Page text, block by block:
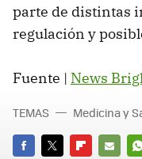
parte de distintas
regulación y
Fuente | News
TEMAS Medicina y